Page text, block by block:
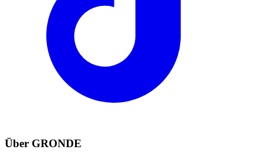
Über GRONDE